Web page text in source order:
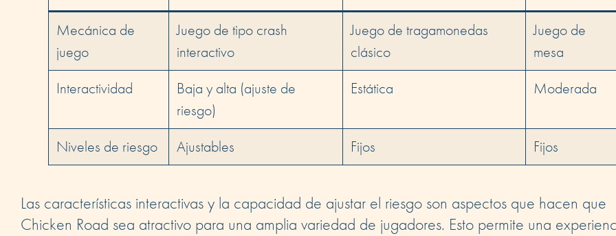
Mecánica de
juego
Juego de tipo crash
interactivo
Juego de tragamonedas
clásico
Juego de
mesa
Interactividad
Baja y alta (ajuste de
riesgo)
Estática Moderada
Niveles de riesgo Ajustables Fijos Fijos
Las características interactivas y la capacidad de ajustar el riesgo son aspectos que hacen que
Chicken Road sea atractivo para una amplia variedad de jugadores. Esto permite una